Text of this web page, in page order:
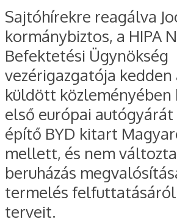
Sajtóhírekre reagálva
kormánybiztos, a HIPA
Befektetési Ügynökség
vezérigazgatója kedden
küldött közleményében
első európai autógyárát
építő BYD kitart
mellett, és nem
beruházás
termelés
terveit.